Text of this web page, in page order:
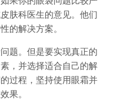
肤科医生的意见。他们
的解决方案。
题。但是要实现真正的
，并选择适合自己的解
过程，坚持使用眼霜并
果。